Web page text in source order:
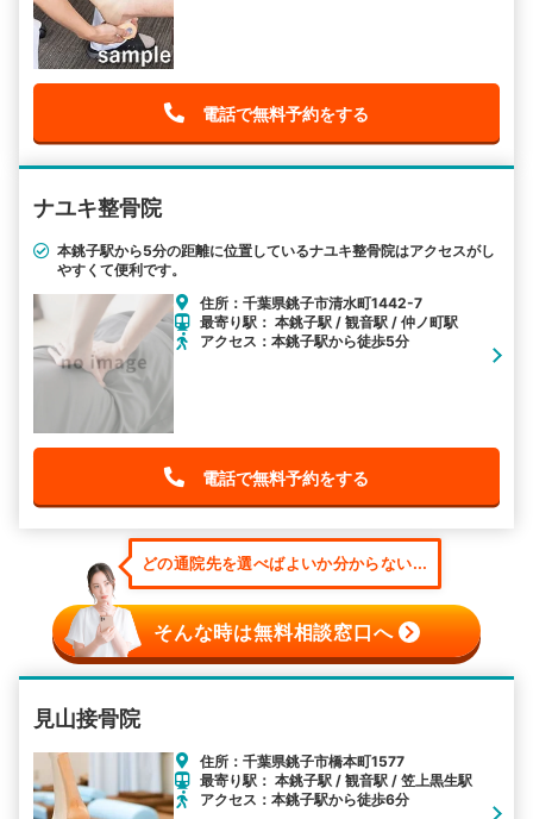
電話で無料予約をする
ナユキ整骨院
本銚子駅から5分の距離に位置しているナユキ整骨院はアクセスがし
やすくて便利です。
住所：千葉県銚子市清水町1442-7
最寄り駅： 本銚子駅 / 観音駅 / 仲ノ町駅
アクセス：本銚子駅から徒歩5分
電話で無料予約をする
どの通院先を選べばよいか分からない...
そんな時は無料相談窓口へ
見山接骨院
住所：千葉県銚子市橋本町1577
最寄り駅： 本銚子駅 / 観音駅 / 笠上黒生駅
アクセス：本銚子駅から徒歩6分